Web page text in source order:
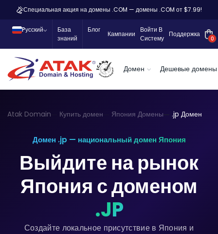
Специальная акция на домены .COM — домены .COM от $7.99!
Pусский
База
знаний
Блог
Кампании
Войти В
Систему
Поддержка
0
Домен Дешевые домены
Atak Domain Купить домен Япония Домены .jp Домен
Домен .jp — национальный домен Япония
Выйдите на рынок
Япония с доменом
.JP
Создайте локальное присутствие в Япония и